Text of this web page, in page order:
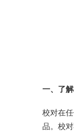
一、了
校对在
品。校